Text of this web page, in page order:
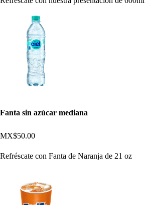
Fanta sin azúcar mediana
MX$50.00
Refréscate con Fanta de Naranja de 21 oz